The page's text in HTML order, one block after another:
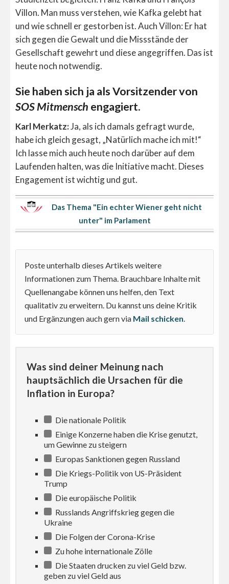
Villon. Man muss verstehen, wie Kafka gelebt hat
und wie schnell er gestorben ist. Auch Villon: Er hat
sich gegen die Gewalt und die Missstände der
Gesellschaft gewehrt und diese angegriffen. Das ist
heute noch notwendig.
Sie haben sich ja als Vorsitzender von
SOS Mitmensch engagiert.
Karl Merkatz:Ja, als ich damals gefragt wurde,
habe ich gleich gesagt, „Natürlich mache ich mit!“
Ich lasse mich auch heute noch darüber auf dem
Laufenden halten, was die Initiative macht. Dieses
Engagement ist wichtig und gut.
Das Thema "Ein echter Wiener geht nicht
unter" im Parlament
Poste unterhalb dieses Artikels weitere
Informationen zum Thema. Brauchbare Inhalte mit
Quellenangabe können uns helfen, den Text
qualitativ zu erweitern. Du kannst uns deine Kritik
und Ergänzungen auch gern via Mail schicken.
Was sind deiner Meinung nach
hauptsächlich die Ursachen für die
Inflation in Europa?
Die nationale Politik
Einige Konzerne haben die Krise genutzt,
um Gewinne zu steigern
Europas Sanktionen gegen Russland
Die Kriegs-Politik von US-Präsident
Trump
Die europäische Politik
Russlands Angriffskrieg gegen die
Ukraine
Die Folgen der Corona-Krise
Zu hohe internationale Zölle
Die Staaten drucken zu viel Geld bzw.
geben zu viel Geld aus